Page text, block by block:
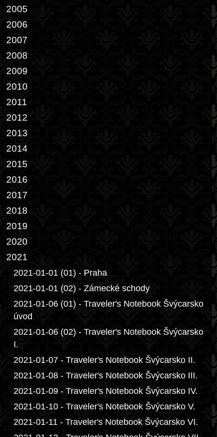
2005
2006
2007
2008
2009
2010
2011
2012
2013
2014
2015
2016
2017
2018
2019
2020
2021
2021-01-01 (01) - Praha
2021-01-01 (02) - Zámecké schody
2021-01-06 (01) - Traveler's Notebook Švýcarsko
úvod
2021-01-06 (02) - Traveler's Notebook Švýcarsko
I.
2021-01-07 - Traveler's Notebook Švýcarsko II.
2021-01-08 - Traveler's Notebook Švýcarsko III.
2021-01-09 - Traveler's Notebook Švýcarsko IV.
2021-01-10 - Traveler's Notebook Švýcarsko V.
2021-01-11 - Traveler's Notebook Švýcarsko VI.